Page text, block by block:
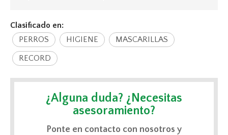
Clasificado en:
PERROS
HIGIENE MASCARILLAS
RECORD
¿Alguna duda? ¿Necesitas
asesoramiento?
Ponte en contacto con nosotros y